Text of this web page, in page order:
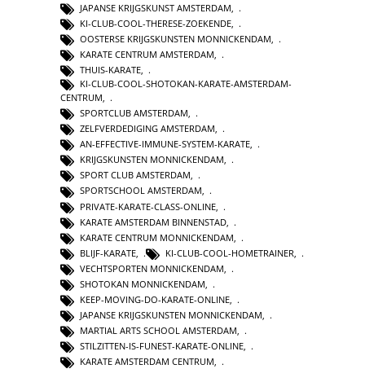
JAPANSE KRIJGSKUNST AMSTERDAM
KI-CLUB-COOL-THERESE-ZOEKENDE
OOSTERSE KRIJGSKUNSTEN MONNICKENDAM
KARATE CENTRUM AMSTERDAM
THUIS-KARATE,
KI-CLUB-COOL-SHOTOKAN-KARATE-AMSTERDAM-
CENTRUM,
SPORTCLUB AMSTERDAM,
ZELFVERDEDIGING AMSTERDAM,
AN-EFFECTIVE-IMMUNE-SYSTEM-KARATE,
KRIJGSKUNSTEN MONNICKENDAM,
SPORT CLUB AMSTERDAM,
SPORTSCHOOL AMSTERDAM,
PRIVATE-KARATE-CLASS-ONLINE
KARATE AMSTERDAM BINNENSTAD
KARATE CENTRUM MONNICKENDAM
BLIJF-KARATE
KI-CLUB-COOL-HOMETRAINER
VECHTSPORTEN MONNICKENDAM
SHOTOKAN MONNICKENDAM
KEEP-MOVING-DO-KARATE-ONLINE
JAPANSE KRIJGSKUNSTEN MONNICKENDAM
MARTIAL ARTS SCHOOL AMSTERDAM,
STILZITTEN-IS-FUNEST-KARATE-ONLINE,
KARATE AMSTERDAM CENTRUM,